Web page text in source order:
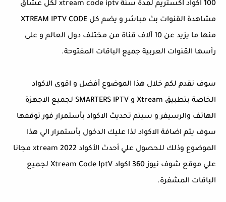
100 اكواد اكستريم لمدة سنة xtream code iptv لكل عشاق
مشاهدة القنوات بث مباشر و يضم كل XTREAM IPTV CODE
منها ما يزيد عن 10 آلاف قناة من مختلف دول العالم و على
رأسها القنوات العربية جميع الباقات المفتوحة.
سوف نقدم لكم خلال هذا الموضوع أفضل و اقوى الاكواد
الخاصة بتطبيق Xtream و SMARTERS IPTV لجميع الاجهزة
الهاتف والرسيفر و سيتم تحديث الاكواد بأستمرار فور توقفها
سوف يتم اضافة الاكواد لذا عليك الدخول بأستمرار الي هذا
الموضوع وذلك للحصول علي أحدث الأكواد xtream 2022 مجانا
علي موقع شوف نيوز 360 اكواد Xtream Code IptV لجميع
الباقات المشفرة.